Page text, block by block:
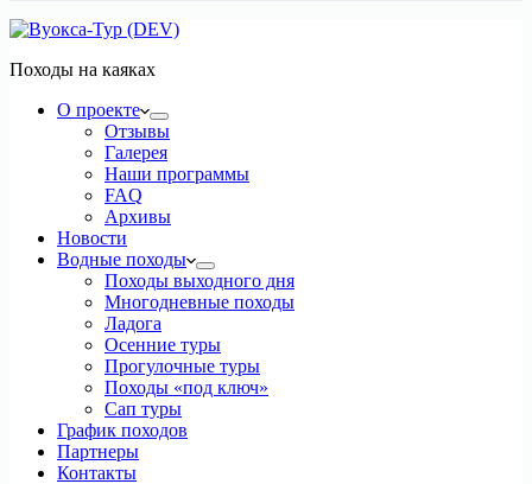
Походы на каяках
О проекте
Отзывы
Галерея
Наши программы
FAQ
Архивы
Новости
Водные походы
Походы выходного дня
Многодневные походы
Ладога
Осенние туры
Прогулочные туры
Походы «под ключ»
Сап туры
График походов
Партнеры
Контакты